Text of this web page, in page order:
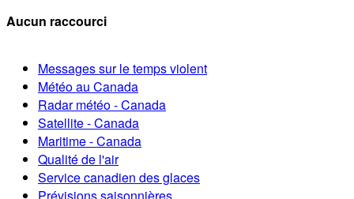
Aucun raccourci
Messages sur le temps violent
Météo au Canada
Radar météo - Canada
Satellite - Canada
Maritime - Canada
Qualité de l'air
Service canadien des glaces